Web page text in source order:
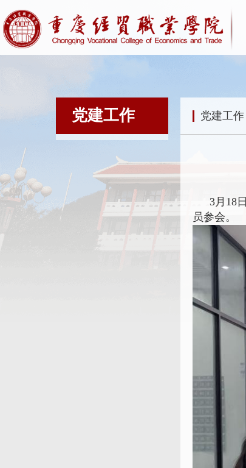
党建工作 党建工作
3月18
员参会。